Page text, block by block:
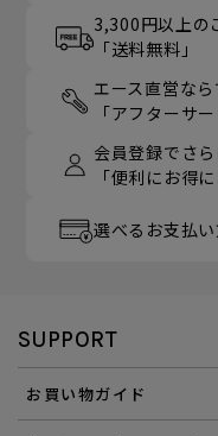
3,300円以上の
「送料無料」
エース直営なら
「アフターサー
会員登録でさら
「便利にお得
選べるお支払
SUPPORT
お買い物ガイド